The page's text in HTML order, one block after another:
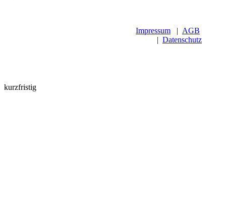
Impressum | AGB
| Datenschutz
kurzfristig